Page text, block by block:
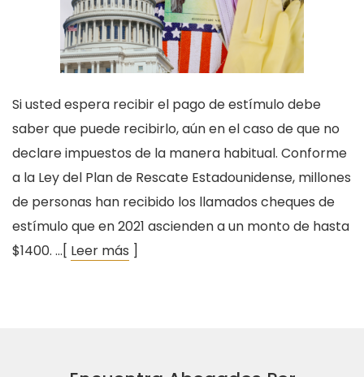
Si usted espera recibir el pago de estímulo debe
saber que puede recibirlo, aún en el caso de que no
declare impuestos de la manera habitual. Conforme
a la Ley del Plan de Rescate Estadounidense, millones
de personas han recibido los llamados cheques de
estímulo que en 2021 ascienden a un monto de hasta
$1400. …[ Leer más ]